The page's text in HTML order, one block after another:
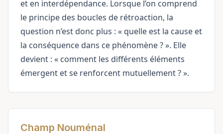
et en interdépendance. Lorsque l’on comprend
le principe des boucles de rétroaction, la
question n’est donc plus : « quelle est la cause et
la conséquence dans ce phénomène ? ». Elle
devient : « comment les différents éléments
émergent et se renforcent mutuellement ? ».
Champ Nouménal